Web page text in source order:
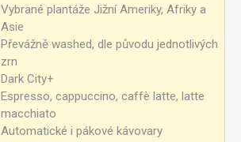
Vybrané plantáže Jižní Ameriky, Afriky a
Asie
Převážně washed, dle původu jednotlivých
zrn
Dark City+
Espresso, cappuccino, caffè latte, latte
macchiato
Automatické i pákové kávovary